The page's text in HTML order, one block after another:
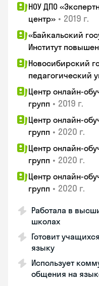
НОУ ДПО
центр» • 2019 г.
«Байкальский
Институт
Новосибирский
педагогический
Центр онлайн-
групп • 2019 г.
Центр онлайн-
групп • 2020 г.
Центр онлайн-
групп • 2020 г.
Центр онлайн-
групп • 2020 г.
Работала в
школах
Готовит
языку
Использует
общения на